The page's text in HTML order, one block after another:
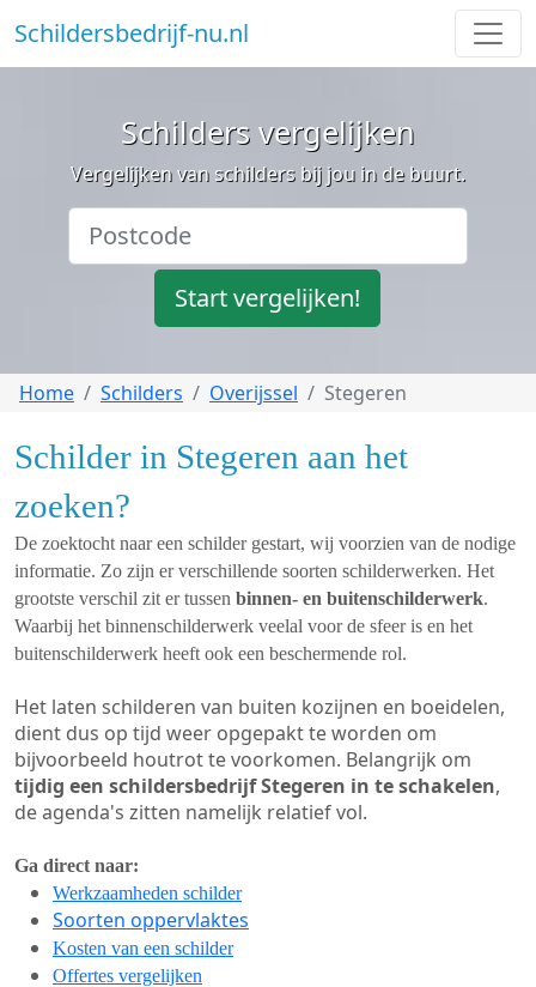
Schildersbedrijf-nu.nl
Schilders vergelijken
Vergelijken van schilders bij jou in de buurt.
Start vergelijken!
Home Schilders Overijssel Stegeren
Schilder in Stegeren aan het
zoeken?
De zoektocht naar een schilder gestart, wij voorzien van de nodige
informatie. Zo zijn er verschillende soorten schilderwerken. Het
grootste verschil zit er tussen binnen- en buitenschilderwerk.
Waarbij het binnenschilderwerk veelal voor de sfeer is en het
buitenschilderwerk heeft ook een beschermende rol.
Het laten schilderen van buiten kozijnen en boeidelen,
dient dus op tijd weer opgepakt te worden om
bijvoorbeeld houtrot te voorkomen. Belangrijk om
tijdig een schildersbedrijf Stegeren in te schakelen,
de agenda's zitten namelijk relatief vol.
Ga direct naar:
Werkzaamheden schilder
Soorten oppervlaktes
Kosten van een schilder
Offertes vergelijken